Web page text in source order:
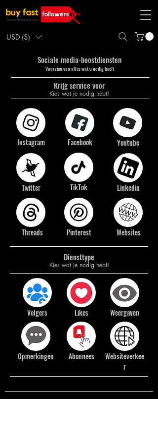
USD ($)
Sociale media-boostdiensten
​Voorzien van alles wat u nodig heeft
​Krijg service voor
Kies wat je nodig hebt!
Instagram
Twitter
Threads
Facebook
TikTok
Pinterest
Youtube
Linkedin
Websites
Diensttype
Kies wat je nodig hebt!
Volgers
Opmerkingen
Likes
Abonnees
Weergaven
Websiteverkee
r